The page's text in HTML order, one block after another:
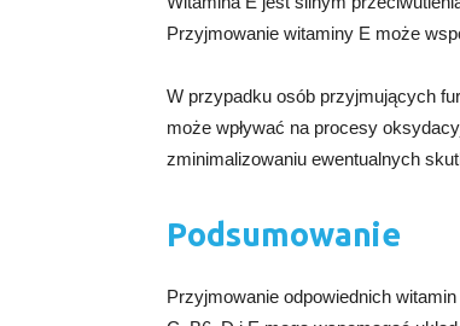
Przyjmowanie witaminy E może
W przypadku osób przyjmujących
może wpływać na procesy
zminimalizowaniu ewentualnych
Podsumowanie
Przyjmowanie odpowiednich